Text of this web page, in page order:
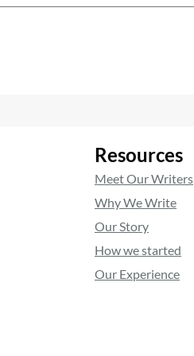
Resources
Meet Our Writers
Why We Write
Our Story
How we started
Our Experience